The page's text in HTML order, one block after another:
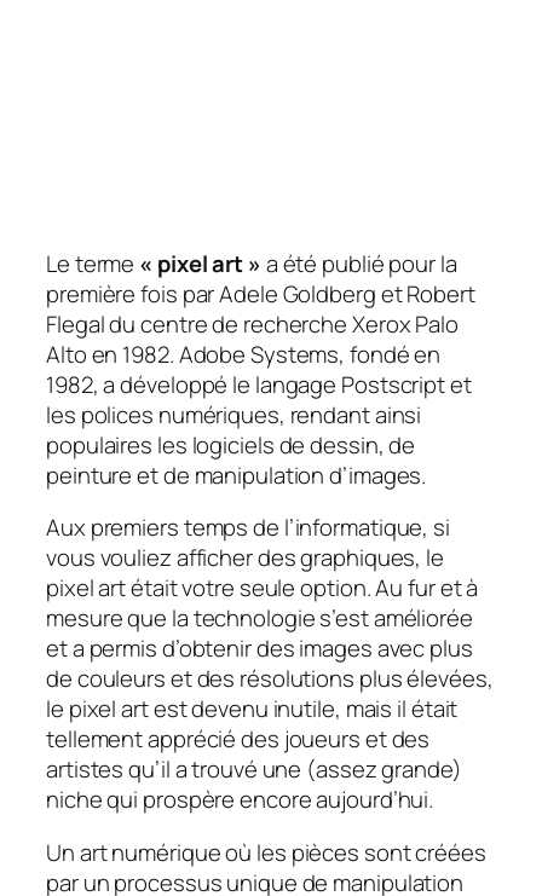
Le terme « pixel art » a été publié pour la
première fois par Adele Goldberg et Robert
Flegal du centre de recherche Xerox Palo
Alto en 1982. Adobe Systems, fondé en
1982, a développé le langage Postscript et
les polices numériques, rendant ainsi
populaires les logiciels de dessin, de
peinture et de manipulation d’images.
Aux premiers temps de l’informatique, si
vous vouliez afficher des graphiques, le
pixel art était votre seule option. Au fur et à
mesure que la technologie s’est améliorée
et a permis d’obtenir des images avec plus
de couleurs et des résolutions plus élevées,
le pixel art est devenu inutile, mais il était
tellement apprécié des joueurs et des
artistes qu’il a trouvé une (assez grande)
niche qui prospère encore aujourd’hui.
Un art numériqueoù les pièces sont créées
par un processus unique de manipulation